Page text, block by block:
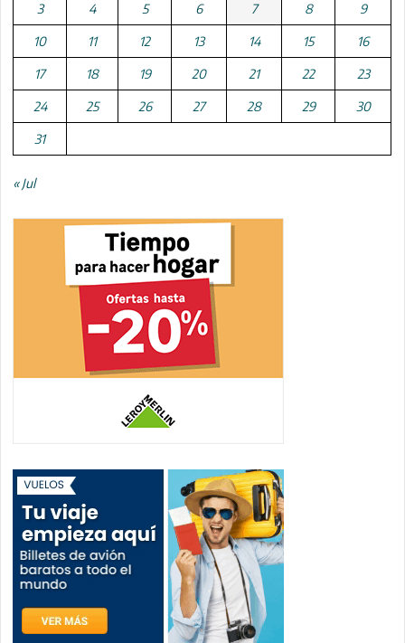
3 4 5 6 7 8 9
10 11 12 13 14 15 16
17 18 19 20 21 22 23
24 25 26 27 28 29 30
31
« Jul